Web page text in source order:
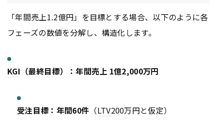
「年間売上1.2億円」を目標とする場合、以下のように各
フェーズの数値を分解し、構造化します。
KGI （最終目標）：年間売上 1億2,000万円
受注目標：年間60件 （LTV200万円と仮定）